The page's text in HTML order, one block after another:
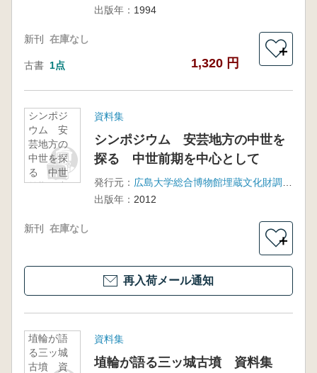
出版年： 1994
新刊 在庫なし
古書 1点 1,320 円
＋
シンポジ
ウム 安
芸地方の
中世を探
る 中世
前期を中
資料集
シンポジウム 安芸地方の中世を
探る 中世前期を中心として
発行元：
出版年： 2012
新刊 在庫なし
＋
再入荷メール通知
埴輪が語
る三ッ城
古墳 資
資料集
埴輪が語る三ッ城古墳 資料集